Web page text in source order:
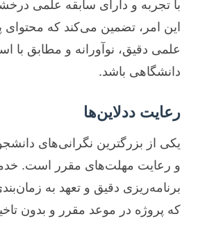
با تجربه و دارای سابقه علمی
این امر، تضمین می‌کند که محتوای
علمی دقیق، نوآورانه و مطابق با
دانشگاهی باشد.
رعایت ددلاین‌ها
یکی از بزرگترین نگرانی‌های
و رعایت مهلت‌های مقرر است.
برنامه‌ریزی دقیق و تعهد به
که پروژه در موعد مقرر و بدون